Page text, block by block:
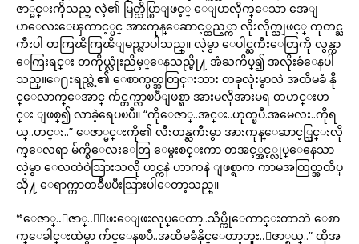
ဇာ္မင္းကိုသည္ လဲ့၏ မြတ္သိပ္စြာျဖင့္ ေျပာလိုက္ေသာ အေျ
ပာေလးေၾကာင့္ပင္ အားကုန္ေဆာင့္ထည့္ကာ လိုးလိုက္သျဖင့္ ကုတင္ႀ
ကီးပါ တကြၽိကြၽိျမည္လာပါသည္။ လဲ့မွာ ေပါင္ႀကီးေတြကို လွန္ကာ
ေကြးရင္း တကိုယ္လုံးညိမ့္ေနသည္မို႔ အံႀကိပ္၍ အလိုးခံေနပါ
သည္။ေ႐ႊရည္လဲ့၏ ေစာက္ပတ္အတြင္းသား တခုလုံးမွာလဲ အထိမခံ နို
င္ေလာက္ေအာင္ က်င္တက္လာၿပီျဖစ္ရာ အားမလိုအားမရ တဟင္းဟ
င္း ျဖစ္၍ လာခဲ့ရေပၿပီ။ “ကိုေဇာ္..အင္း..ဟုတ္ၿပီ.အမေလး..ကိုရ
ယ္..ဟင္း..” ေဇာ္မင္းကို၏ လီးတန္ႀကီးမွာ အားကုန္ေဆာင့္သြင္းလို
က္ေလရာ မ်က္စိေလးေတြ ေမွးစင္းကာ တအင့္အင့္လုပ္ေနေသာ
လဲ့မွာ ေလထဲဝဲသြားသလို ဟင္ကနဲ ဟာကနဲ ျဖစ္ရာက ကာမအထြတ္အထိပ္
သို႔ ေရာက္ကာတခ်ီၿပီးသြားပါေတာ့သည္။
“ေဇာ္..ေဇာ္..ေျဖးေျဖးလုပ္ေတာ့..သိပ္ကိုေကာင္းတာဘဲ ေစာ
က္ေခါင္းထဲမွာ က်င္ေနၿပီ..အထိမခံနိုင္ေတာ့ဘူး..ေဇာ္ရယ္..” ထိုအ